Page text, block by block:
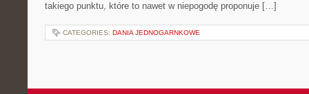
takiego punktu, które to nawet w niepogodę proponuje […]
CATEGORIES: DANIA JEDNOGARNKOWE